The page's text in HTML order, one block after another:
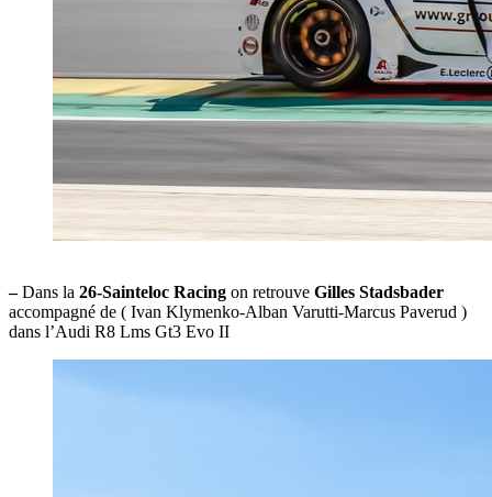
–Dans la 26-Sainteloc Racing on retrouve Gilles Stadsbader
accompagné de ( Ivan Klymenko-Alban Varutti-Marcus Paverud )
dans l’Audi R8 Lms Gt3 Evo II